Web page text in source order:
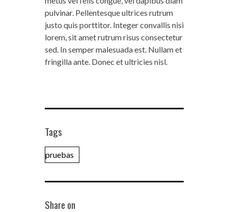
pulvinar. Pellentesque ultrices rutrum
justo quis porttitor. Integer convallis nisi
lorem, sit amet rutrum risus consectetur
sed. In semper malesuada est. Nullam et
fringilla ante. Donec et ultricies nisl.
Tags
pruebas
Share on